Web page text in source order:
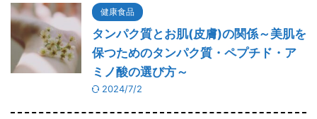
健康食品
タンパク質とお肌(皮膚)の関係～美肌を
保つためのタンパク質・ペプチド・ア
ミノ酸の選び方～
2024/7/2